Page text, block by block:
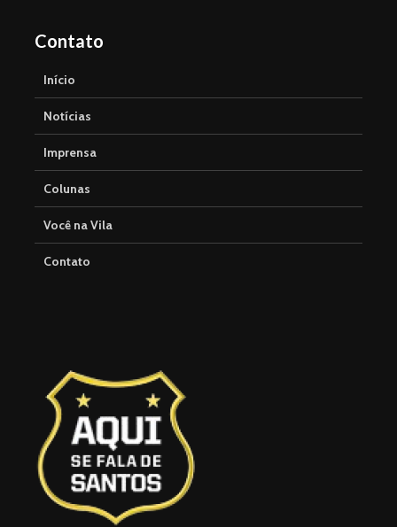
Contato
Início
Notícias
Imprensa
Colunas
Você na Vila
Contato